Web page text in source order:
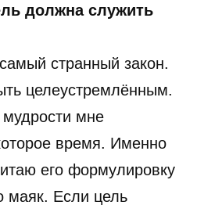
должна служить
странный закон.
целеустремлённым.
мне
время. Именно
его формулировку
маяк. Если цель